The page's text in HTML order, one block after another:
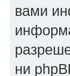
вами
ни